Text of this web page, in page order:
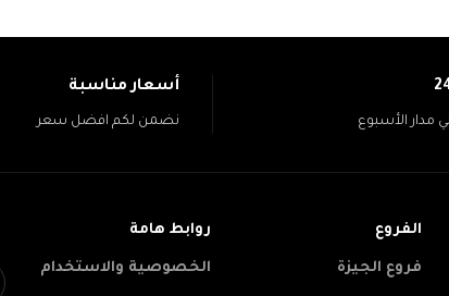
مدار الأسبوع
أسعار مناسبة
نضمن لكم افضل سعر
الفروع
فروع الجيزة
روابط هامة
الخصوصية والاستخدام